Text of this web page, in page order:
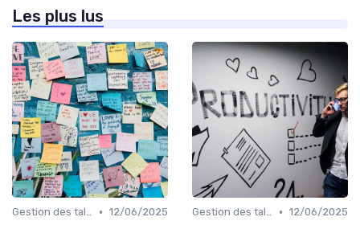
Les plus lus
Gestion des talents IT • 12/06/2025
Gestion des talents IT • 12/06/2025